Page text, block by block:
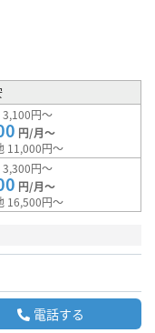
3,100円～
円/月～
11,000円～
3,300円～
円/月～
16,500円～
電話する